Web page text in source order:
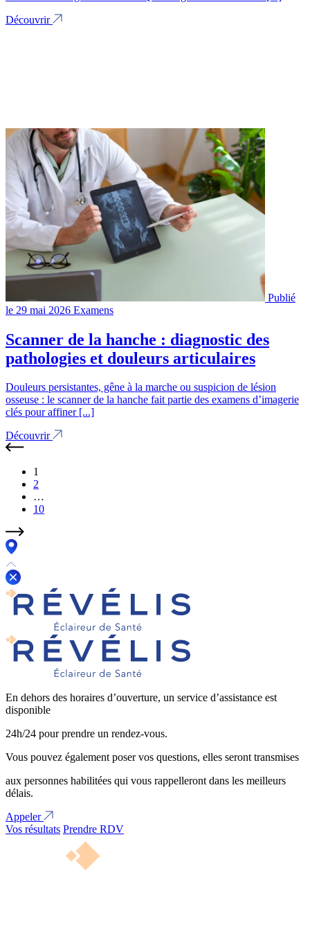
Découvrir
Publié
le 29 mai 2026 Examens
Scanner de la hanche : diagnostic des
pathologies et douleurs articulaires
Douleurs persistantes, gêne à la marche ou suspicion de lésion
osseuse : le scanner de la hanche fait partie des examens d’imagerie
clés pour affiner [...]
Découvrir
1
2
…
10
En dehors des horaires d’ouverture, un service d’assistance est
disponible
24h/24 pour prendre un rendez-vous.
Vous pouvez également poser vos questions, elles seront transmises
aux personnes habilitées qui vous rappelleront dans les meilleurs
délais.
Appeler
Vos résultats Prendre RDV